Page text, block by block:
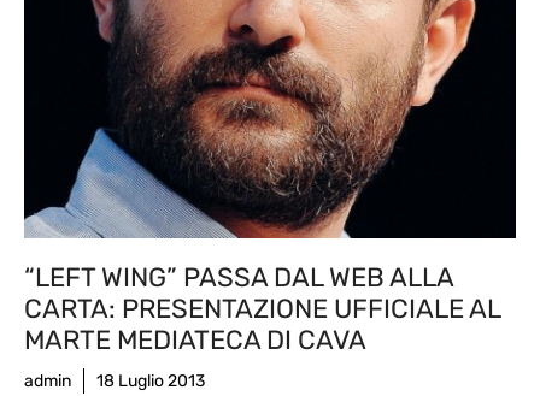
“LEFT WING” PASSA DAL WEB ALLA
CARTA: PRESENTAZIONE UFFICIALE AL
MARTE MEDIATECA DI CAVA
admin 18 Luglio 2013